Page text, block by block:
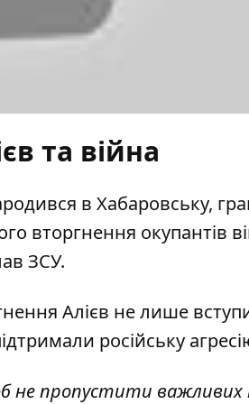
та війна
в Хабаровську,
вторгнення окупантів
ЗСУ.
Алієв не лише
російську
не пропустити важливих